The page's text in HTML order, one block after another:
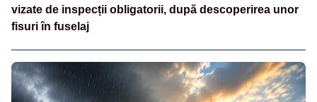
vizate de inspecții obligatorii, după descoperirea unor
fisuri în fuselaj